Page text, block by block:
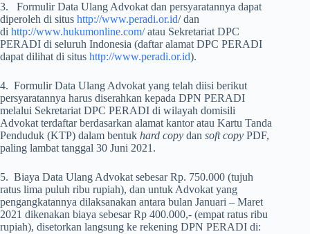
3. Formulir Data Ulang Advokat dan persyaratannya dapat
diperoleh di situs http://www.peradi.or.id/ dan
di http://www.hukumonline.com/atau Sekretariat DPC
PERADI di seluruh Indonesia (daftar alamat DPC PERADI
dapat dilihat di situs http://www.peradi.or.id).
4. Formulir Data Ulang Advokat yang telah diisi berikut
persyaratannya harus diserahkan kepada DPN PERADI
melalui Sekretariat DPC PERADI di wilayah domisili
Advokat terdaftar berdasarkan alamat kantor atau Kartu Tanda
Penduduk (KTP) dalam bentuk hard copy dan soft copy PDF,
paling lambat tanggal 30 Juni 2021.
5. Biaya Data Ulang Advokat sebesar Rp. 750.000 (tujuh
ratus lima puluh ribu rupiah), dan untuk Advokat yang
pengangkatannya dilaksanakan antara bulan Januari – Maret
2021 dikenakan biaya sebesar Rp 400.000,- (empat ratus ribu
rupiah), disetorkan langsung ke rekening DPN PERADI di: